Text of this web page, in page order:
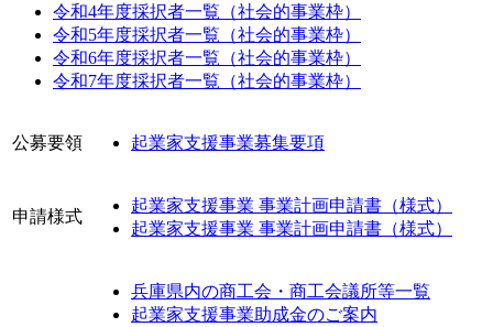
令和4年度採択者一覧（社会的事業枠）
令和5年度採択者一覧（社会的事業枠）
令和6年度採択者一覧（社会的事業枠）
令和7年度採択者一覧（社会的事業枠）
公募要領 起業家支援事業募集要項
申請様式
起業家支援事業 事業計画申請書（様式）
起業家支援事業 事業計画申請書（様式）
兵庫県内の商工会・商工会議所等一覧
起業家支援事業助成金のご案内